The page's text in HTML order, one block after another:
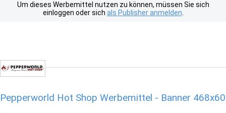
Um dieses Werbemittel nutzen zu können, müssen Sie sich
einloggen oder sich als Publisher anmelden
Pepperworld Hot Shop Werbemittel - Banner 468x60